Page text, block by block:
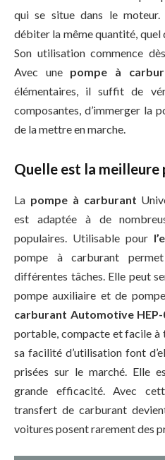
qui se situe dans le
débiter la même quantité, quel
Son utilisation commence
Avec une pompe à
élémentaires, il suffit de
composantes, d’immerger la
de la mettre en marche.
Quelle est la meilleure
La pompe à carburant
est adaptée à de
populaires. Utilisable pour
pompe à carburant
différentes tâches. Elle peut
pompe auxiliaire et de
carburant Automotive HEP-
portable, compacte et facile
sa facilité d’utilisation font
prisées sur le marché. Elle
grande efficacité. Avec
transfert de carburant
voitures posent rarement des